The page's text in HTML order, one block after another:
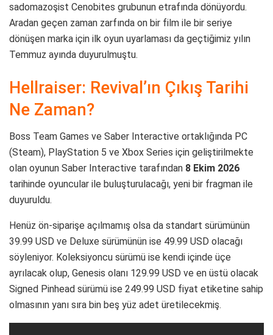
sadomazoşist Cenobites grubunun etrafında dönüyordu.
Aradan geçen zaman zarfında on bir film ile bir seriye
dönüşen marka için ilk oyun uyarlaması da geçtiğimiz yılın
Temmuz ayında duyurulmuştu.
Hellraiser: Revival’ın Çıkış Tarihi
Ne Zaman?
Boss Team Games ve Saber Interactive ortaklığında PC
(Steam), PlayStation 5 ve Xbox Series için geliştirilmekte
olan oyunun Saber Interactive tarafından 8 Ekim 2026
tarihinde oyuncular ile buluşturulacağı, yeni bir fragman ile
duyuruldu.
Henüz ön-siparişe açılmamış olsa da standart sürümünün
39.99 USD ve Deluxe sürümünün ise 49.99 USD olacağı
söyleniyor. Koleksiyoncu sürümü ise kendi içinde üçe
ayrılacak olup, Genesis olanı 129.99 USD ve en üstü olacak
Signed Pinhead sürümü ise 249.99 USD fiyat etiketine sahip
olmasının yanı sıra bin beş yüz adet üretilecekmiş.